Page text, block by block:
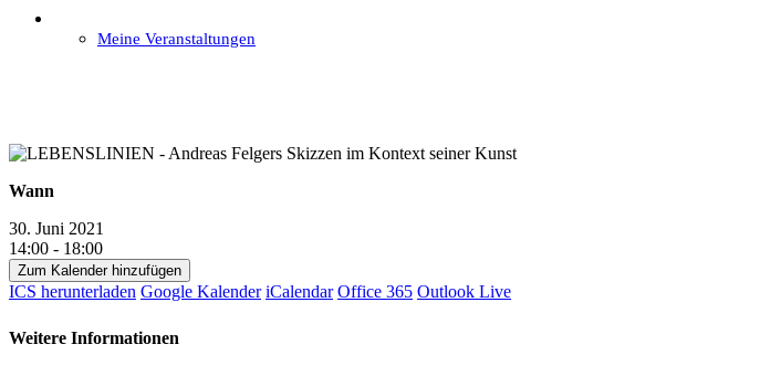
Meine Veranstaltungen
Wann
30. Juni 2021
14:00 - 18:00
Zum Kalender hinzufügen
ICS herunterladen Google Kalender iCalendar Office 365 Outlook Live
Weitere Informationen